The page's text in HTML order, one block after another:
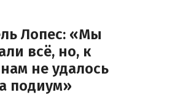
Лопес: «Мы
всё, но, к
не удалось
подиум»